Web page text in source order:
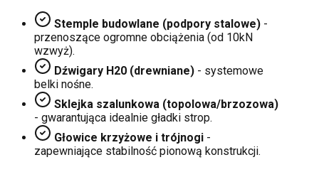
Stemple budowlane (podpory stalowe) -
przenoszące ogromne obciążenia (od 10kN
wzwyż).
Dźwigary H20 (drewniane) - systemowe
belki nośne.
Sklejka szalunkowa (topolowa/brzozowa)
- gwarantująca idealnie gładki strop.
Głowice krzyżowe i trójnogi -
zapewniające stabilność pionową konstrukcji.